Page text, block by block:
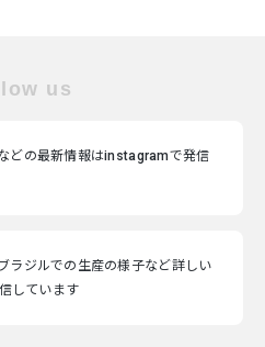
us
どの最新情報はinstagramで発信
ラジルでの生産の様子など詳しい
しています